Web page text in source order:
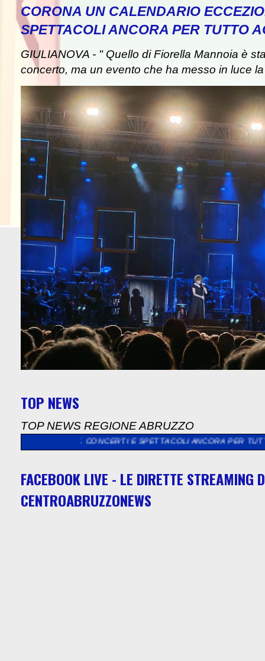
CORONA UN CALENDARIO
SPETTACOLI ANCORA PER TUTTO
GIULIANOVA - " Quello di Fiorella Mannoia è
concerto, ma un evento che ha messo in luce
TOP NEWS
TOP NEWS REGIONE ABRUZZO
CONCERTI E SPETTACOLI ANCORA PER TUTTO AGOSTO.”
FACEBOOK LIVE - LE DIRETTE STREAMING
CENTROABRUZZONEWS